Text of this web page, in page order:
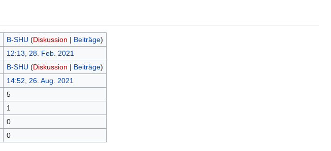
B-SHU (Diskussion | Beiträge)
12:13, 28. Feb. 2021
B-SHU (Diskussion | Beiträge)
14:52, 26. Aug. 2021
5
1
0
0